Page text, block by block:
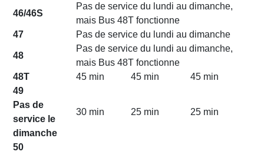
46/46S
Pas de service du lundi au dimanche,
mais Bus 48T fonctionne
47
Pas de service du lundi au dimanche
48
Pas de service du lundi au dimanche,
mais Bus 48T fonctionne
48T
45 min 45 min
45 min
49
Pas de
service le
dimanche
30 min 25 min 25 min
50